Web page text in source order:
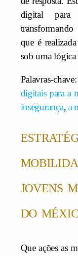
digital para
que é
sob uma lógica
Palavras-
digitais para a
insegurança, a
jovens
do
Que ações as